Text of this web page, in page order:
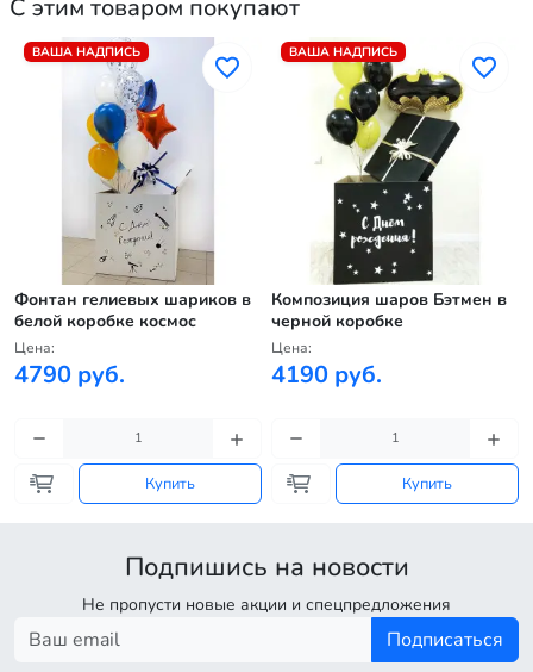
С этим товаром покупают
ВАША НАДПИСЬ
Фонтан гелиевых шариков в
белой коробке космос
Цена:
4790 руб.
Купить
ВАША НАДПИСЬ
Композиция шаров Бэтмен в
черной коробке
Цена:
4190 руб.
Купить
Подпишись на новости
Не пропусти новые акции и спецпредложения
Подписаться